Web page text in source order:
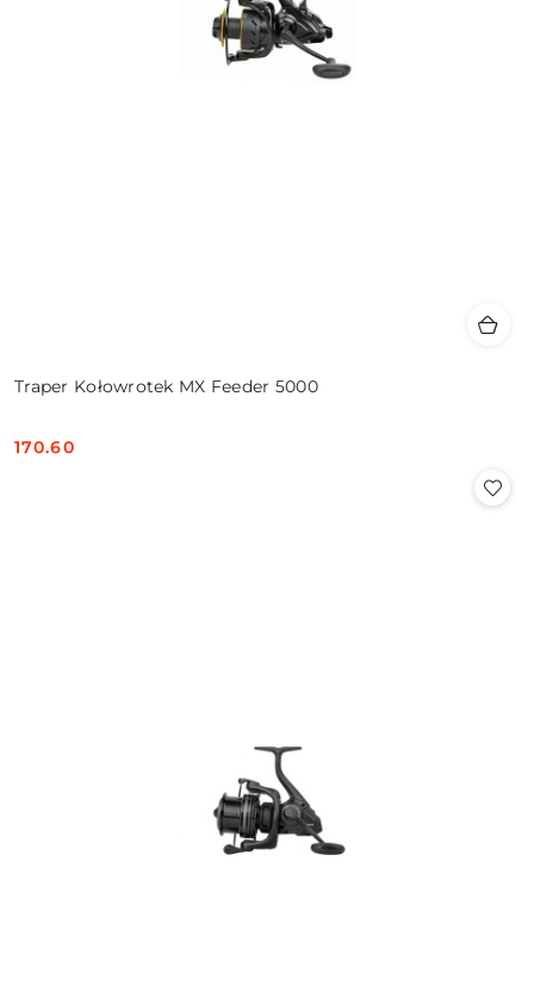
Traper Kołowrotek MX Feeder 5000
Cena:
170.60